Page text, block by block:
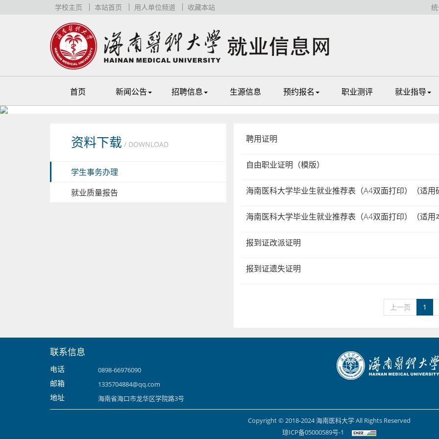
学校主页 本站首页 用人单位频道 收藏本站
首页 新闻公告 招聘信息 生源信息 预约报名 职业测评 就业指导
资料下载 / DOWNLOAD
学生事务办理
就业质量报告
聘用证明
自由职业证明（模版）
海南医科大学毕业生就业推荐表（A4双面打印）（适
海南医科大学毕业生就业推荐表（A4双面打印）（适用
报到证改派证明
报到证遗失证明
上一页 1
联系信息
电话 0898-66976090
邮箱 1335704884@qq.com
地址 海南省海口市龙华区学院路3号
Copyright © 2018-2024 海南医科大学 All Rights Reserved
琼ICP备05000589号-1